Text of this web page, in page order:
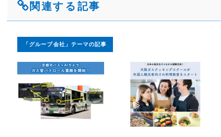
関連する記事
「グループ会社」テーマの記事